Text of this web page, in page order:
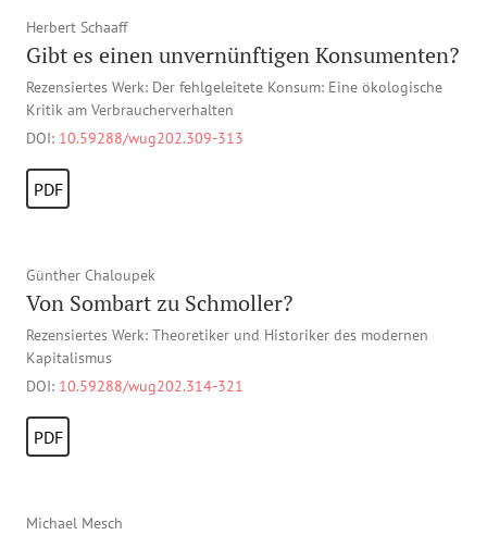
Herbert Schaaff
Gibt es einen unvernünftigen Konsumenten?
Rezensiertes Werk: Der fehlgeleitete Konsum: Eine ökologische
Kritik am Verbraucherverhalten
DOI: 10.59288/wug202.309-313
PDF
Günther Chaloupek
Von Sombart zu Schmoller?
Rezensiertes Werk: Theoretiker und Historiker des modernen
Kapitalismus
DOI: 10.59288/wug202.314-321
PDF
Michael Mesch